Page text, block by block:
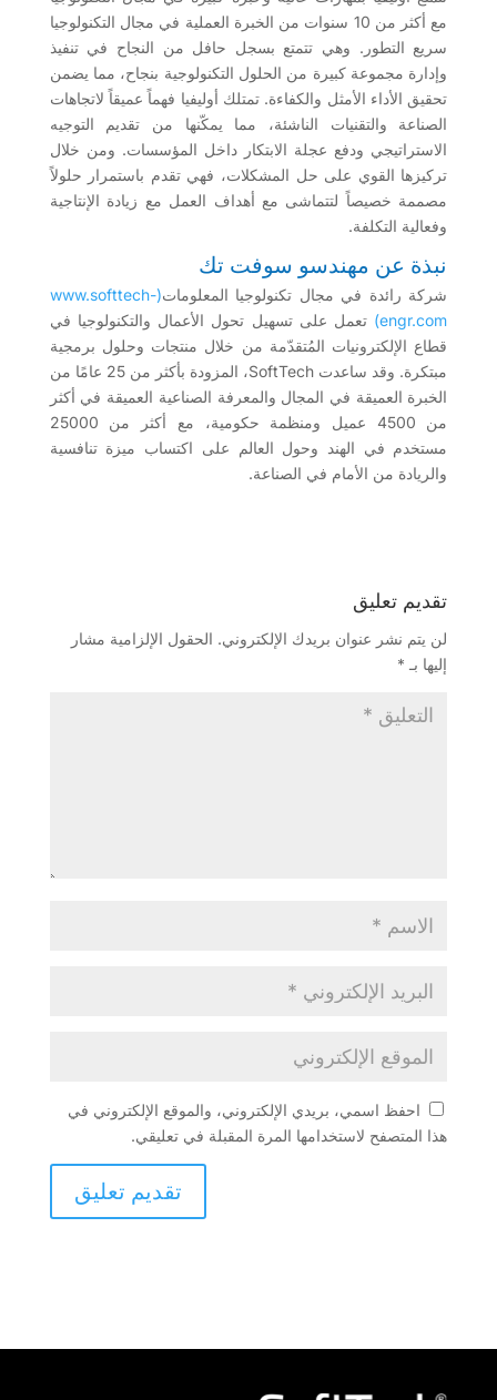
مع أكثر من 10 سنوات من الخبرة العملية في مجال التكنولوجيا
سريع التطور. وهي تتمتع بسجل حافل من النجاح في تنفيذ
وإدارة مجموعة كبيرة من الحلول التكنولوجية بنجاح، مما يضمن
تحقيق الأداء الأمثل والكفاءة. تمتلك أوليفيا فهماً عميقاً لاتجاهات
الصناعة والتقنيات الناشئة، مما يمكّنها من تقديم التوجيه
الاستراتيجي ودفع عجلة الابتكار داخل المؤسسات. ومن خلال
تركيزها القوي على حل المشكلات، فهي تقدم باستمرار حلولاً
مصممة خصيصاً لتتماشى مع أهداف العمل مع زيادة الإنتاجية
وفعالية التكلفة.
نبذة عن مهندسو سوفت تك
شركة رائدة في مجال تكنولوجيا المعلومات (www.softtech-
engr.com)
تعمل على تسهيل تحول الأعمال والتكنولوجيا في
قطاع الإلكترونيات المُتقدّمة من خلال منتجات وحلول برمجية
مبتكرة. وقد ساعدت SoftTech، المزودة بأكثر من 25 عامًا من
الخبرة العميقة في المجال والمعرفة الصناعية العميقة في أكثر
من 4500 عميل ومنظمة حكومية، مع أكثر من 25000
مستخدم في الهند وحول العالم على اكتساب ميزة تنافسية
والريادة من الأمام في الصناعة.
تقديم تعليق
لن يتم نشر عنوان بريدك الإلكتروني. الحقول الإلزامية مشار
إليها بـ *
احفظ اسمي، بريدي الإلكتروني، والموقع الإلكتروني في
هذا المتصفح لاستخدامها المرة المقبلة في تعليقي.